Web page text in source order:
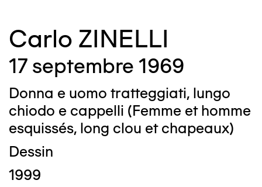
Carlo ZINELLI
17 septembre 1969
Donna e uomo tratteggiati, lungo
chiodo e cappelli (Femme et homme
esquissés, long clou et chapeaux)
Dessin
1999